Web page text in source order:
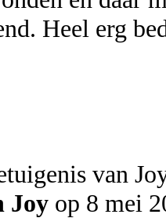
Heel erg
Joy op 8 mei